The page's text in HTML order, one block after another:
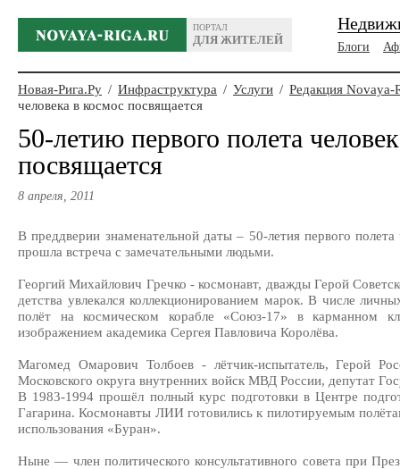
ПОРТАЛ
ДЛЯ ЖИТЕЛЕЙ
Блоги
Новая-Рига.Ру / Инфраструктура / Услуги / Редакция Novaya-
человека в космос посвящается
50-летию первого полета
посвящается
8 апреля, 2011
В преддверии знаменательной даты – 50-летия первого
прошла встреча с замечательными людьми.
Георгий Михайлович Гречко - космонавт, дважды Герой
детства увлекался коллекционированием марок. В числе
полёт на космическом корабле «Союз-17» в карманном
изображением академика Сергея Павловича Королёва.
Магомед Омарович Толбоев - лётчик-испытатель, Герой
Московского округа внутренних войск МВД России, депутат
В 1983-1994 прошёл полный курс подготовки в Центре
Гагарина. Космонавты ЛИИ готовились к пилотируемым
использования «Буран».
Ныне — член политического консультативного совета при